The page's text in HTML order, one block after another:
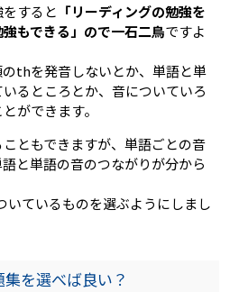
すると 「リーディングの勉強を
もできる」ので一石二鳥ですよ
thを発音しないとか、単語と単
るところとか、音についていろ
ができます。
ともできますが、単語ごとの音
と単語の音のつながりが分から
いているものを選ぶようにしまし
を選べば良い？